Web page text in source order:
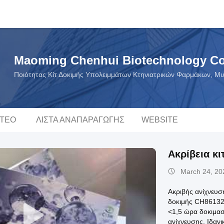
Maoming Chenhui Biotechnology
Ποιότητας Κίτ Δοκιμής Υπολειμμάτων Κτηνιατρικών Φαρμάκων,
ΛΊΣΤΑ ΑΝΑΠΑΡΑΓΩΓΉΣ WEBSITE
Ακρίβεια
March 24,
Ακριβής
δοκιμής
<1,5 ώρα
ανίχνευσης.